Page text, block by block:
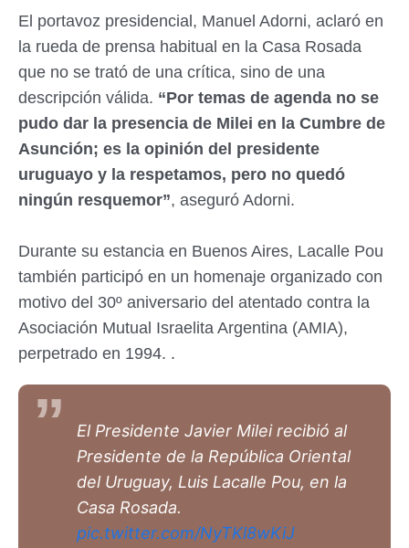
El portavoz presidencial, Manuel Adorni, aclaró en
la rueda de prensa habitual en la Casa Rosada
que no se trató de una crítica, sino de una
descripción válida. “Por temas de agenda no se
pudo dar la presencia de Milei en la Cumbre de
Asunción; es la opinión del presidente
uruguayo y la respetamos, pero no quedó
ningún resquemor”, aseguró Adorni.
Durante su estancia en Buenos Aires, Lacalle Pou
también participó en un homenaje organizado con
motivo del 30º aniversario del atentado contra la
Asociación Mutual Israelita Argentina (AMIA),
perpetrado en 1994. .
El Presidente Javier Milei recibió al
Presidente de la República Oriental
del Uruguay, Luis Lacalle Pou, en la
Casa Rosada.
pic.twitter.com/NyTKl8wKiJ